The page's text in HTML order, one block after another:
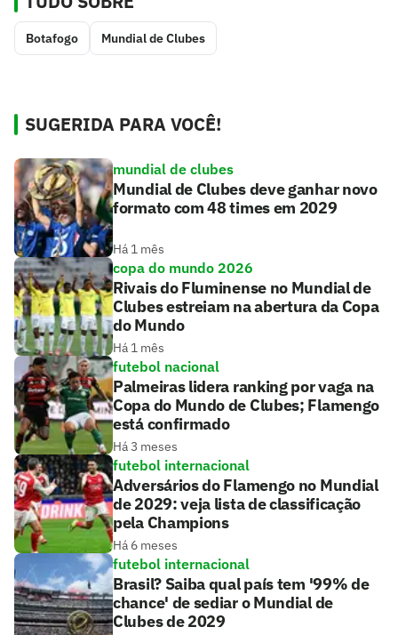
Botafogo Mundial de Clubes
SUGERIDA PARA VOCÊ!
mundial de clubes
Mundial de Clubes deve ganhar novo
formato com 48 times em 2029
Há 1 mês
copa do mundo 2026
Rivais do Fluminense no Mundial de
Clubes estreiam na abertura da Copa
do Mundo
Há 1 mês
futebol nacional
Palmeiras lidera ranking por vaga na
Copa do Mundo de Clubes; Flamengo
está confirmado
Há 3 meses
futebol internacional
Adversários do Flamengo no Mundial
de 2029: veja lista de classificação
pela Champions
Há 6 meses
futebol internacional
Brasil? Saiba qual país tem '99% de
chance' de sediar o Mundial de
Clubes de 2029